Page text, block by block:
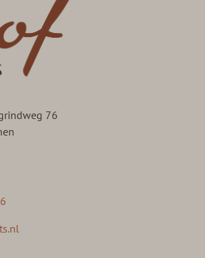
76